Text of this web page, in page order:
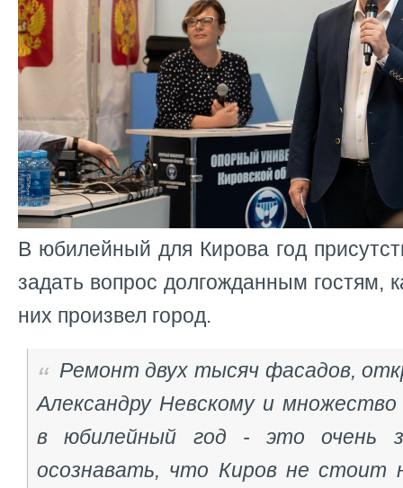
В юбилейный для Кирова год
задать вопрос долгожданным гостям,
них произвел город.
Ремонт двух тысяч фасадов,
Александру Невскому и множество
в юбилейный год - это очень
осознавать, что Киров не